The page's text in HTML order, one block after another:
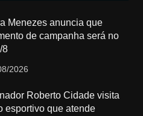
Menezes anuncia que
de campanha será no
8
2026
Roberto Cidade visita
esportivo que atende